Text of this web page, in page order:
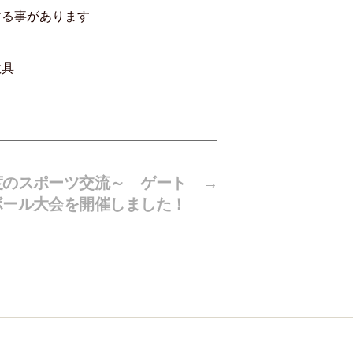
事があります
→
スポーツ交流～ ゲート
ル大会を開催しました！